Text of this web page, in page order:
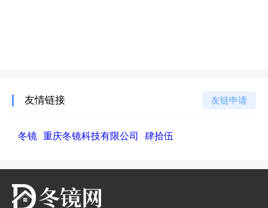
友情链接 友链申请
冬镜 重庆冬镜科技有限公司 肆拾伍